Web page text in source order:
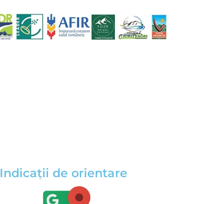
Indicații de orientare